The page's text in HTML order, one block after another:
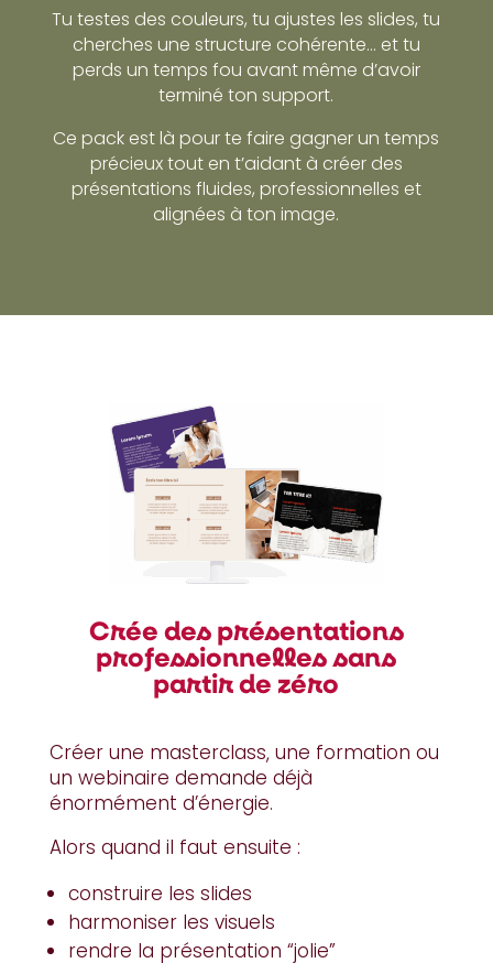
Tu testes des couleurs, tu ajustes les slides, tu
cherches une structure cohérente… et tu
perds un temps fou avant même d’avoir
terminé ton support.
Ce pack est là pour te faire gagner un temps
précieux tout en t’aidant à créer des
présentations fluides, professionnelles et
alignées à ton image.
Crée des présentations
professionnelles sans
partir de zéro
Créer une masterclass, une formation ou
un webinaire demande déjà
énormément d’énergie.
Alors quand il faut ensuite :
construire les slides
harmoniser les visuels
rendre la présentation “jolie”